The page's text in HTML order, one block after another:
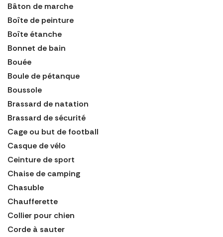
Bâton de marche
Boîte de peinture
Boîte étanche
Bonnet de bain
Bouée
Boule de pétanque
Boussole
Brassard de natation
Brassard de sécurité
Cage ou but de football
Casque de vélo
Ceinture de sport
Chaise de camping
Chasuble
Chaufferette
Collier pour chien
Corde à sauter